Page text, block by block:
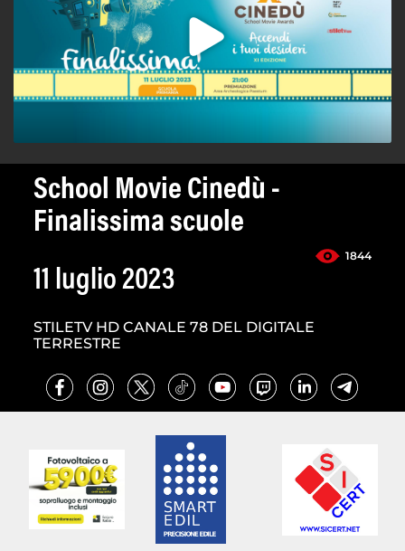
School Movie Cinedù -
Finalissima scuole
1844
11 luglio 2023
STILETV HD CANALE 78 DEL DIGITALE
TERRESTRE